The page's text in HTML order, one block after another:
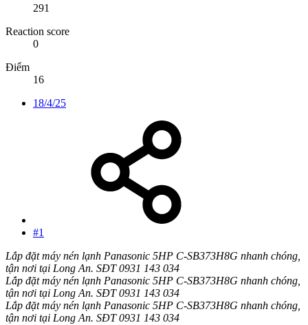
291
Reaction score
0
Điểm
16
18/4/25
#1
Lắp đặt máy nén lạnh Panasonic 5HP C-SB373H8G nhanh chóng,
tận nơi tại Long An. SĐT 0931 143 034
Lắp đặt máy nén lạnh Panasonic 5HP C-SB373H8G nhanh chóng,
tận nơi tại Long An. SĐT 0931 143 034
Lắp đặt máy nén lạnh Panasonic 5HP C-SB373H8G nhanh chóng,
tận nơi tại Long An. SĐT 0931 143 034